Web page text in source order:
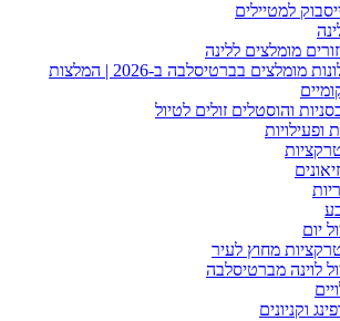
למטיילים
מומלצים ללינה
מלונות מומלצים בברטיסלבה ב-2026 | המלצות
והוסטלים זולים לטיול
ופעילויות
יום
מחוץ לעיר
לוינה מברטיסלבה
וקניונים